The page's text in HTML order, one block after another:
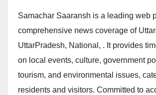
Samachar Saaransh is a leading web
comprehensive news coverage of
UttarPradesh, National, . It provides
on local events, culture, government
tourism, and environmental issues,
residents and visitors. Committed to